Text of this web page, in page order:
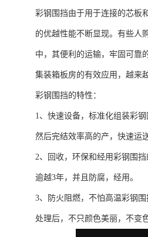
彩钢围挡由于用于连接的芯板
的优越性能不断显现。有些人
中，其便利的运输，牢固可靠
集装箱板房的有效应用，越来
彩钢围挡的特性：
1、快速设备，标准化组装彩
然后完结效率高的产，快速运
2、回收，环保和经用彩钢围
逾越3年，并且防腐，经用。
3、防火阻燃，不怕高温彩钢
处理后，不只颜色美丽，不变